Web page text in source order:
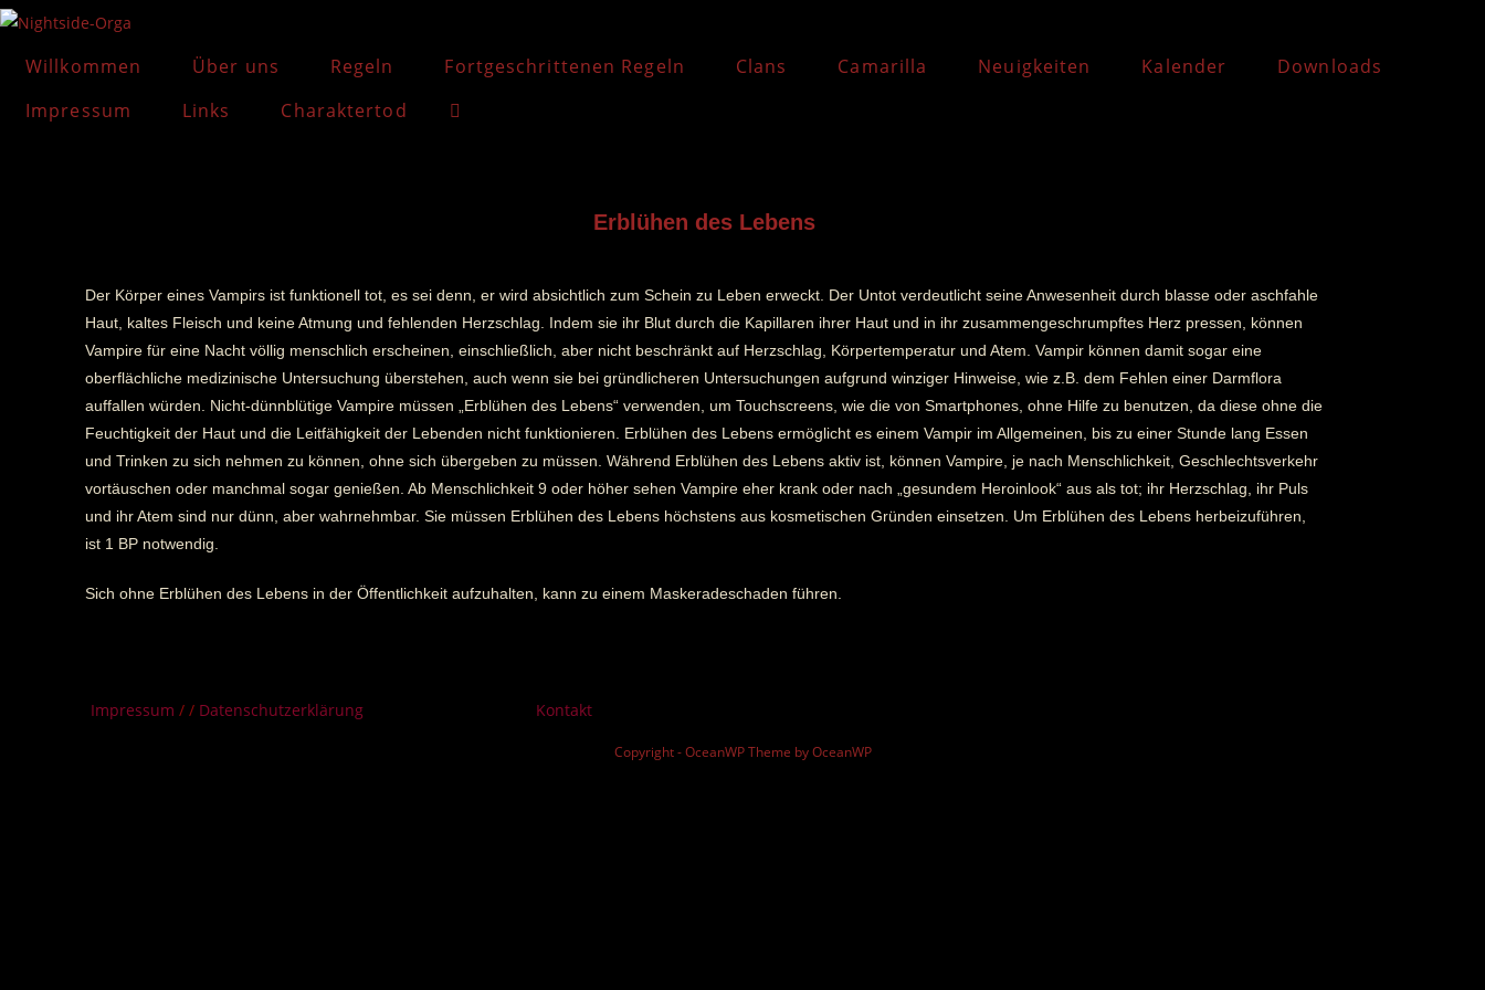
Willkommen Über uns Regeln Fortgeschrittenen Regeln Clans Camarilla Neuigkeiten Kalender
Downloads
Impressum
Links Charaktertod
Erblühen des Lebens
Der Körper eines Vampirs ist funktionell tot, es sei denn, er wird absichtlich zum Schein zu Leben erweckt. Der Untot verdeutlicht seine Anwesenheit durch blasse oder aschfahle
Haut, kaltes Fleisch und keine Atmung und fehlenden Herzschlag. Indem sie ihr Blut durch die Kapillaren ihrer Haut und in ihr zusammengeschrumpftes Herz pressen, können
Vampire für eine Nacht völlig menschlich erscheinen, einschließlich, aber nicht beschränkt auf Herzschlag, Körpertemperatur und Atem. Vampir können damit sogar eine
oberflächliche medizinische Untersuchung überstehen, auch wenn sie bei gründlicheren Untersuchungen aufgrund winziger Hinweise, wie z.B. dem Fehlen einer Darmflora
auffallen würden. Nicht-dünnblütige Vampire müssen „Erblühen des Lebens“ verwenden, um Touchscreens, wie die von Smartphones, ohne Hilfe zu benutzen, da diese ohne die
Feuchtigkeit der Haut und die Leitfähigkeit der Lebenden nicht funktionieren. Erblühen des Lebens ermöglicht es einem Vampir im Allgemeinen, bis zu einer Stunde lang Essen
und Trinken zu sich nehmen zu können, ohne sich übergeben zu müssen. Während Erblühen des Lebens aktiv ist, können Vampire, je nach Menschlichkeit, Geschlechtsverkehr
vortäuschen oder manchmal sogar genießen. Ab Menschlichkeit 9 oder höher sehen Vampire eher krank oder nach „gesundem Heroinlook“ aus als tot; ihr Herzschlag, ihr Puls
und ihr Atem sind nur dünn, aber wahrnehmbar. Sie müssen Erblühen des Lebens höchstens aus kosmetischen Gründen einsetzen. Um Erblühen des Lebens herbeizuführen,
ist 1 BP notwendig.
Sich ohne Erblühen des Lebens in der Öffentlichkeit aufzuhalten, kann zu einem Maskeradeschaden führen.
Impressum/ / Datenschutzerklärung Kontakt
Copyright - OceanWP Theme by OceanWP